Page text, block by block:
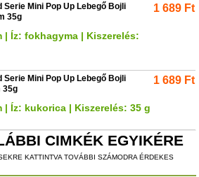
Serie Mini Pop Up Lebegő Bojli
35g
| Íz: fokhagyma | Kiszerelés:
1 689 Ft
Serie Mini Pop Up Lebegő Bojli
35g
| Íz: kukorica | Kiszerelés: 35 g
1 689 Ft
CIMKÉK EGYIKÉRE
KATTINTVA TOVÁBBI SZÁMODRA ÉRDEKES